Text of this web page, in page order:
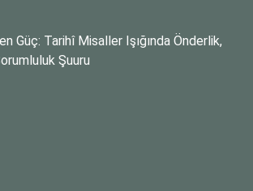
Güç: Tarihî Misaller Işığında Önderlik,
Şuuru